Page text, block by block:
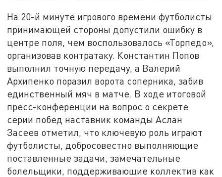
На 20-й минуте игрового времени футболисты
принимающей стороны допустили ошибку в
центре поля, чем воспользовалось «Торпедо»,
организовав контратаку. Константин Попов
выполнил точную передачу, а Валерий
Архипенко поразил ворота соперника, забив
единственный мяч в матче. В ходе итоговой
пресс-конференции на вопрос о секрете
серии побед наставник команды Аслан
Засеев отметил, что ключевую роль играют
футболисты, добросовестно выполняющие
поставленные задачи, замечательные
болельщики, поддерживающие коллектив как